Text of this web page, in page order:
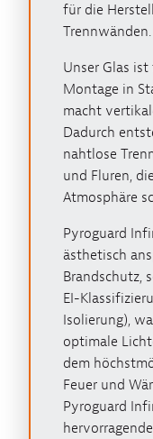
für die
Trennwänden.
Unser Glas
Montage in
macht
Dadurch
nahtlose
und Fluren,
Atmosphäre
Pyroguard
ästhetisch
Brandschutz,
EI-
Isolierung),
optimale
dem
Feuer und
Pyroguard